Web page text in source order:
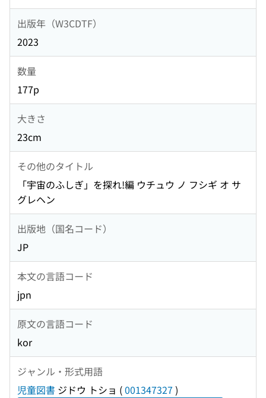
出版年（W3CDTF）
2023
数量
177p
大きさ
23cm
その他のタイトル
「宇宙のふしぎ」を探れ!編 ウチュウ ノ フシギ オ サ
グレヘン
出版地（国名コード）
JP
本文の言語コード
jpn
原文の言語コード
kor
ジャンル・形式用語
児童図書 ジドウ トショ (001347327 )